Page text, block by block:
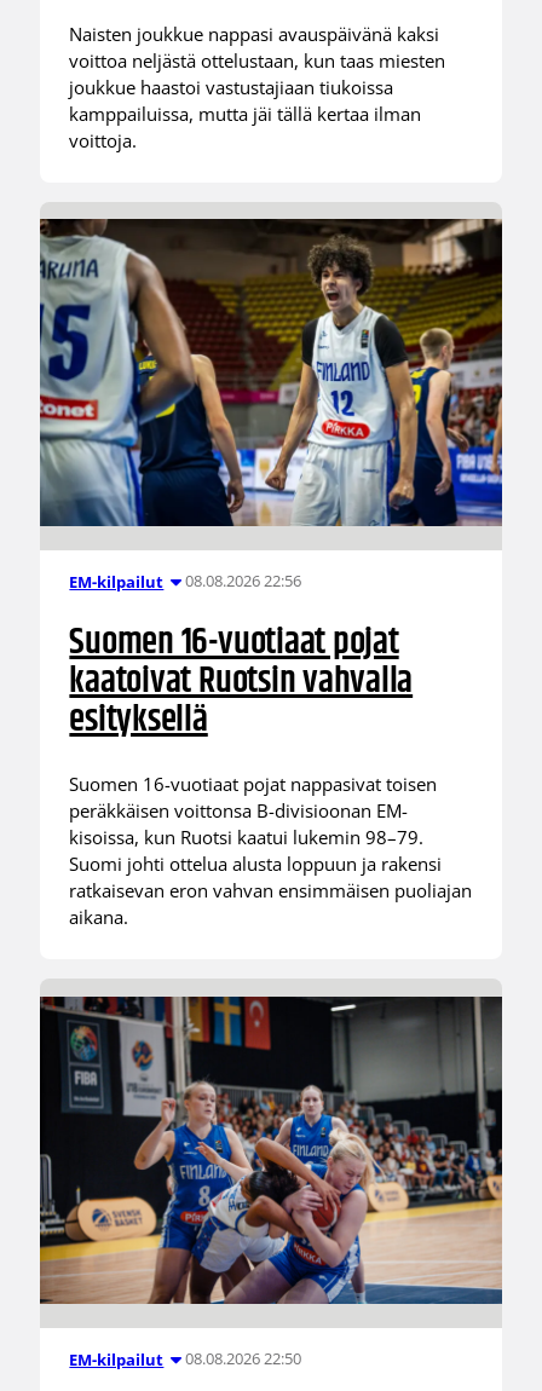
Naisten joukkue nappasi avauspäivänä kaksi
voittoa neljästä ottelustaan, kun taas miesten
joukkue haastoi vastustajiaan tiukoissa
kamppailuissa, mutta jäi tällä kertaa ilman
voittoja.
EM-kilpailut 08.08.2026 22:56
Suomen 16-vuotiaat pojat
kaatoivat Ruotsin vahvalla
esityksellä
Suomen 16-vuotiaat pojat nappasivat toisen
peräkkäisen voittonsa B-divisioonan EM-
kisoissa, kun Ruotsi kaatui lukemin 98–79.
Suomi johti ottelua alusta loppuun ja rakensi
ratkaisevan eron vahvan ensimmäisen puoliajan
aikana.
EM-kilpailut 08.08.2026 22:50